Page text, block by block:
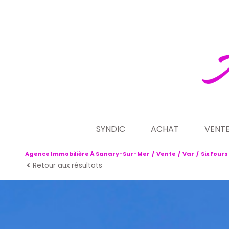
SYNDIC
présentation de notre
demande de contrat de
ACHAT
maison villa
appartement
VENTE
Agence Immobilière À Sanary-Sur-Mer Vente Var Six
Retour aux résultats